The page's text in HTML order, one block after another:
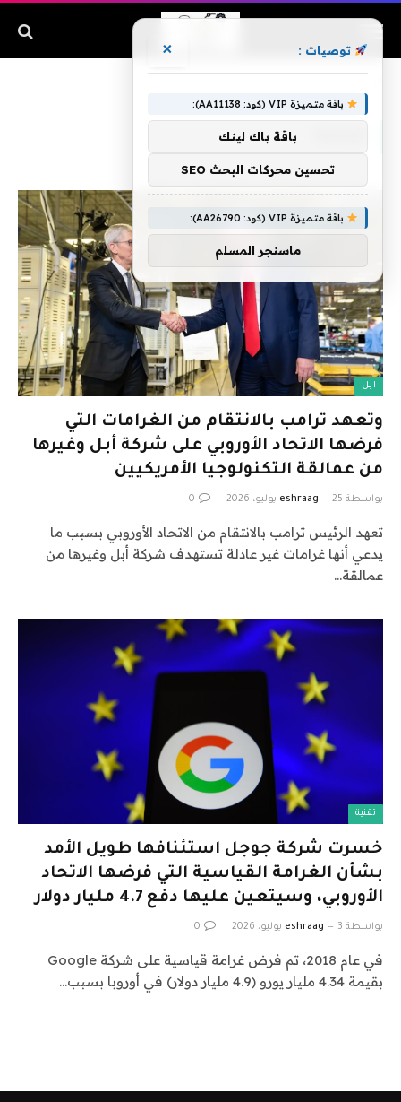
ابل
وتعهد ترامب بالانتقام من الغرامات التي
فرضها الاتحاد الأوروبي على شركة أبل وغيرها
من عمالقة التكنولوجيا الأمريكيين
بواسطة eshraag 25 يوليو، 2026 0
تعهد الرئيس ترامب بالانتقام من الاتحاد الأوروبي بسبب ما
يدعي أنها غرامات غير عادلة تستهدف شركة أبل وغيرها من
عمالقة…
تقنية
خسرت شركة جوجل استئنافها طويل الأمد
بشأن الغرامة القياسية التي فرضها الاتحاد
الأوروبي، وسيتعين عليها دفع 4.7 مليار دولار
بواسطة eshraag 3 يوليو، 2026 0
في عام 2018، تم فرض غرامة قياسية على شركة Google
بقيمة 4.34 مليار يورو (4.9 مليار دولار) في أوروبا بسبب…
توصيات : ×
باقة متميزة VIP (كود: AA11138):
باقة باك لينك
تحسين محركات البحث SEO
باقة متميزة VIP (كود: AA26790):
ماسنجر المسلم